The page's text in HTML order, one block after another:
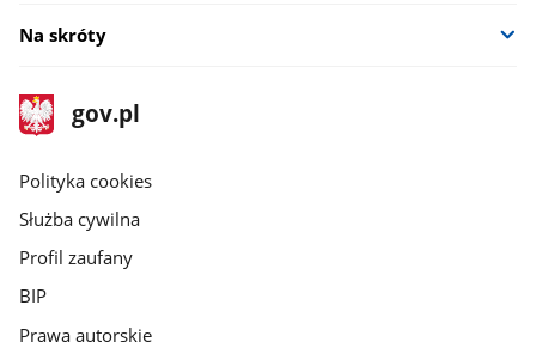
Na skróty
stopka
gov.pl
Strona
gov.pl
gov.pl
Polityka cookies
Służba cywilna
Profil zaufany
BIP
Prawa autorskie